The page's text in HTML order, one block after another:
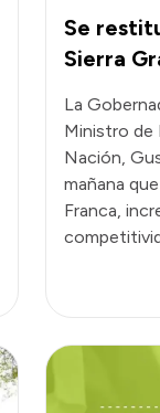
Se
Sierra
La
Ministro de
Nación,
mañana
Franca,